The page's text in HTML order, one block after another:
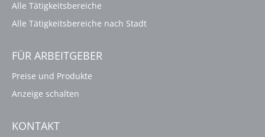
Alle Tätigkeitsbereiche
Alle Tätigkeitsbereiche nach Stadt
FÜR ARBEITGEBER
Preise und Produkte
Anzeige schalten
KONTAKT